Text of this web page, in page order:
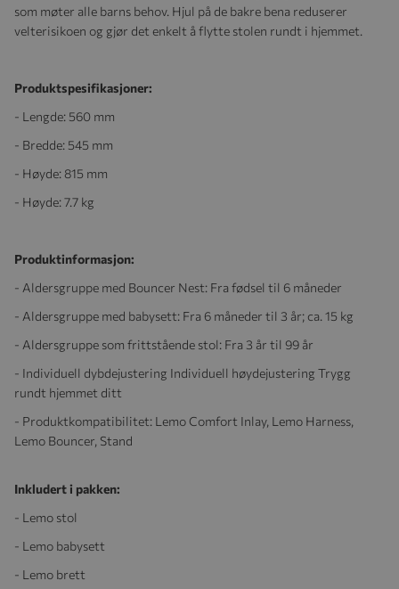
som møter alle barns behov. Hjul på de bakre bena reduserer
velterisikoen og gjør det enkelt å flytte stolen rundt i hjemmet.
Produktspesifikasjoner:
- Lengde: 560 mm
- Bredde: 545 mm
- Høyde: 815 mm
- Høyde: 7.7 kg
Produktinformasjon:
- Aldersgruppe med Bouncer Nest: Fra fødsel til 6 måneder
- Aldersgruppe med babysett: Fra 6 måneder til 3 år; ca. 15 kg
- Aldersgruppe som frittstående stol: Fra 3 år til 99 år
- Individuell dybdejustering Individuell høydejustering Trygg
rundt hjemmet ditt
- Produktkompatibilitet: Lemo Comfort Inlay, Lemo Harness,
Lemo Bouncer, Stand
Inkludert i pakken:
- Lemo stol
- Lemo babysett
- Lemo brett